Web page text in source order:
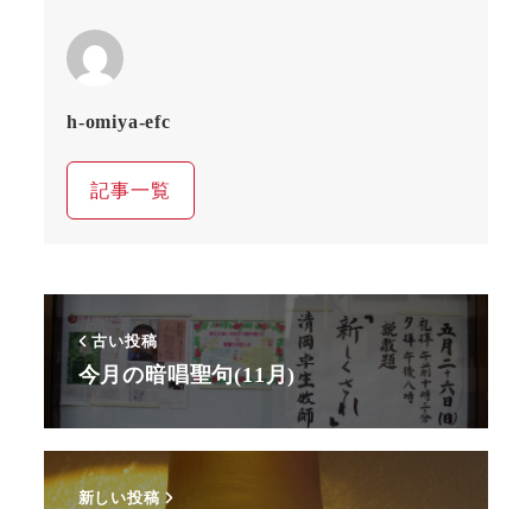
h-omiya-efc
記事一覧
古い投稿
今月の暗唱聖句(11月)
新しい投稿